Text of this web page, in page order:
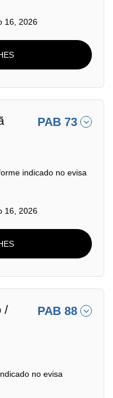
16, 2026
PAB 73
indicado no evisa
16, 2026
/
PAB 88
no evisa